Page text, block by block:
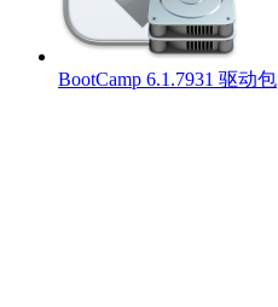
BootCamp 6.1.7931 驱动包